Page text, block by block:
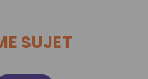
SUJET